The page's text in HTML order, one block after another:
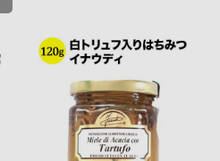
等化学性物質は一切不使用。スペ
ンドで仕上げるエクストラ・ヴァ
リーヴァ商品一覧 1,080円
いように古くから伝わる製法で、
ゾット。煮るだけ簡単、本格的な
ットひとつあれば、簡単に調理が
・リゾット商品一覧 918円